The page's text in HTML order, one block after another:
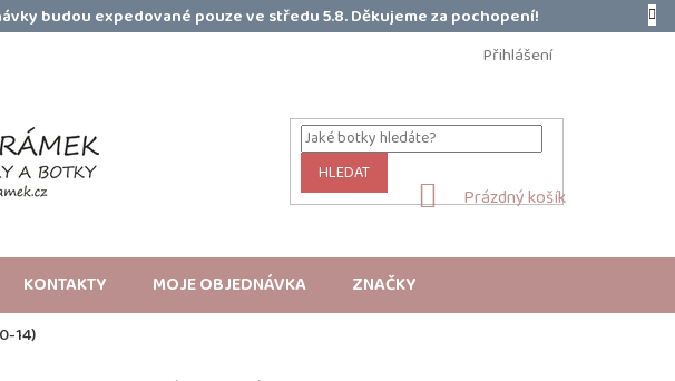
budou expedované pouze ve středu 5.8. Děkujeme za pochopení!
Přihlášení
HLEDAT
NÁKUPNÍ
Prázdný košík
KONTAKTY MOJE OBJEDNÁVKA ZNAČKY
14)